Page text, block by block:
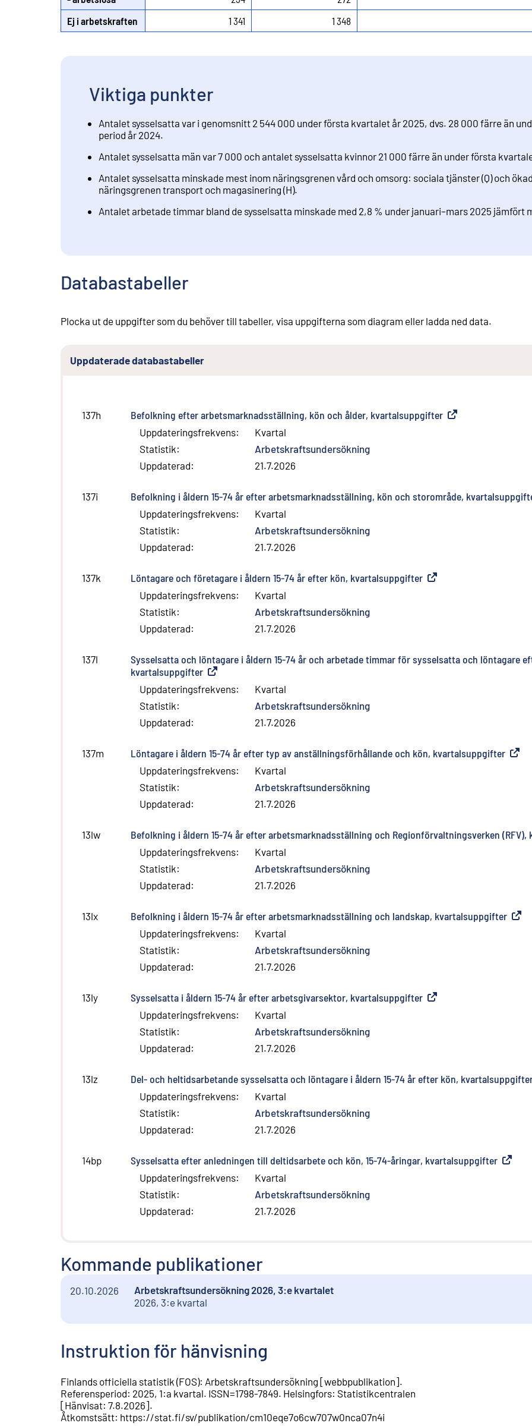
Ej i arbetskraften
1 341 1 348
Viktiga punkter
Antalet sysselsatta var i genomsnitt 2 544 000 under första kvartalet år 2025, dvs. 28 000 färre än
period år 2024.
Antalet sysselsatta män var 7 000 och antalet sysselsatta kvinnor 21 000 färre än under första
Antalet sysselsatta minskade mest inom näringsgrenen vård och omsorg: sociala tjänster (Q) och
näringsgrenen transport och magasinering (H).
Antalet arbetade timmar bland de sysselsatta minskade med 2,8 % under januari–mars 2025 jämfört
Databastabeller
Plocka ut de uppgifter som du behöver till tabeller, visa uppgifterna som diagram eller ladda ned data.
Uppdaterade databastabeller
137h Befolkning efter arbetsmarknadsställning, kön och ålder, kvartalsuppgifter Extern länk
Uppdateringsfrekvens:
Kvartal
Statistik:
Arbetskraftsundersökning
Uppdaterad: 21.7.2026
137i Befolkning i åldern 15-74 år efter arbetsmarknadsställning, kön och storområde,
Uppdateringsfrekvens:
Kvartal
Statistik:
Arbetskraftsundersökning
Uppdaterad: 21.7.2026
137k Löntagare och företagare i åldern 15-74 år efter kön, kvartalsuppgifter Extern länk
Uppdateringsfrekvens:
Kvartal
Statistik:
Arbetskraftsundersökning
Uppdaterad: 21.7.2026
137l
Sysselsatta och löntagare i åldern 15-74 år och arbetade timmar för sysselsatta och löntagare
kvartalsuppgifter Extern länk
Uppdateringsfrekvens:
Kvartal
Statistik:
Arbetskraftsundersökning
Uppdaterad: 21.7.2026
137m Löntagare i åldern 15-74 år efter typ av anställningsförhållande och kön, kvartalsuppgifter
Uppdateringsfrekvens:
Kvartal
Statistik:
Arbetskraftsundersökning
Uppdaterad: 21.7.2026
13lw Befolkning i åldern 15-74 år efter arbetsmarknadsställning och Regionförvaltningsverken
Uppdateringsfrekvens:
Kvartal
Statistik:
Arbetskraftsundersökning
Uppdaterad: 21.7.2026
13lx Befolkning i åldern 15-74 år efter arbetsmarknadsställning och landskap, kvartalsuppgifter
Uppdateringsfrekvens:
Kvartal
Statistik:
Arbetskraftsundersökning
Uppdaterad: 21.7.2026
13ly Sysselsatta i åldern 15-74 år efter arbetsgivarsektor, kvartalsuppgifter Extern länk
Uppdateringsfrekvens:
Kvartal
Statistik:
Arbetskraftsundersökning
Uppdaterad: 21.7.2026
13lz Del- och heltidsarbetande sysselsatta och löntagare i åldern 15-74 år efter kön,
Uppdateringsfrekvens:
Kvartal
Statistik:
Arbetskraftsundersökning
Uppdaterad: 21.7.2026
14bp Sysselsatta efter anledningen till deltidsarbete och kön, 15-74-åringar, kvartalsuppgifter Extern
Uppdateringsfrekvens:
Kvartal
Statistik:
Arbetskraftsundersökning
Uppdaterad: 21.7.2026
Kommande publikationer
20.10.2026
Arbetskraftsundersökning 2026, 3:e kvartalet
2026, 3:e kvartal
Instruktion för hänvisning
Finlands officiella statistik (FOS): Arbetskraftsundersökning [webbpublikation].
Referensperiod: 2025, 1:a kvartal. ISSN=1798-7849. Helsingfors: Statistikcentralen
[Hänvisat: 7.8.2026].
Åtkomstsätt: https://stat.fi/sv/publikation/cm10eqe7o6cw707w0nca07n4i